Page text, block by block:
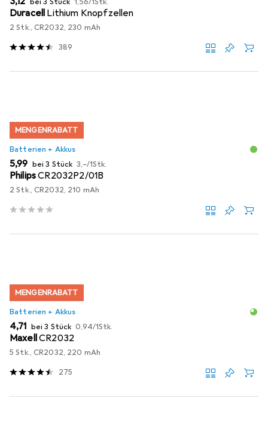
Duracell Lithium Knopfzellen
2 Stk., CR2032, 230 mAh
389
MENGENRABATT
Batterien + Akkus
EUR
5,99 bei 3 Stück EUR
3,–/1Stk.
PhilipsCR2032P2/01B
2 Stk., CR2032, 210 mAh
MENGENRABATT
Batterien + Akkus
EUR
4,71 bei 3 Stück EUR
0,94/1Stk.
MaxellCR2032
5 Stk., CR2032, 220 mAh
275